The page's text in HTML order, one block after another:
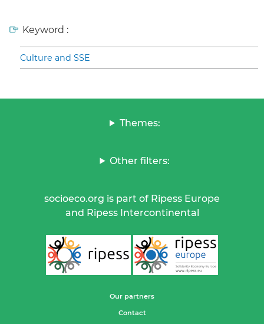
Keyword :
Culture and SSE
Themes:
Other filters:
socioeco.org is part of Ripess Europe
and Ripess Intercontinental
Our partners
Contact